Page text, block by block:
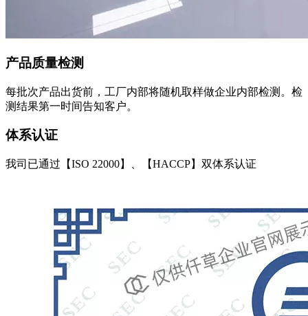
产品质量检测
每批次产品出货前，工厂内部将随机取样做企业内部检测。检
测结果第一时间告知客户。
体系认证
我司已通过【ISO 22000】、【HACCP】双体系认证